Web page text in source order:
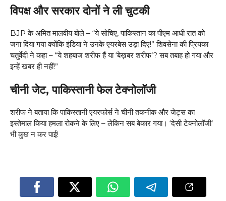
विपक्ष और सरकार दोनों ने ली चुटकी
BJP के अमित मालवीय बोले – “ये सोचिए, पाकिस्तान का पीएम आधी रात को
जगा दिया गया क्योंकि इंडिया ने उनके एयरबेस उड़ा दिए!” शिवसेना की प्रियंका
चतुर्वेदी ने कहा – “ये शहबाज शरीफ हैं या ‘बेख़बर शरीफ’? सब तबाह हो गया और
इन्हें खबर ही नहीं!”
चीनी जेट, पाकिस्तानी फेल टेक्नोलॉजी
शरीफ ने बताया कि पाकिस्तानी एयरफोर्स ने चीनी तकनीक और जेट्स का
इस्तेमाल किया हमला रोकने के लिए – लेकिन सब बेकार गया। ‘देसी टेक्नोलॉजी’
भी कुछ न कर पाई!